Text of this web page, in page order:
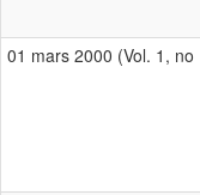
01 mars 2000 (Vol. 1,